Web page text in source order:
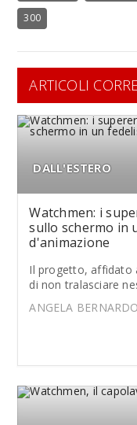
300
ARTICOLI
DALL'ESTERO
Watchmen: i
sullo schermo in
d'animazione
Il progetto, affidato
di non tralasciare
ANGELA